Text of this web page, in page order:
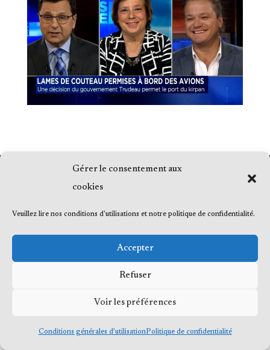
Gérer le consentement aux
cookies
Veuillez lire nos conditions d'utilisations et notre politique de confidentialité.
Accepter
Refuser
Voir les préférences
Conditions générales d’utilisationPolitique de confidentialité
© 2023 Me Frédéric Bérard, tous droits